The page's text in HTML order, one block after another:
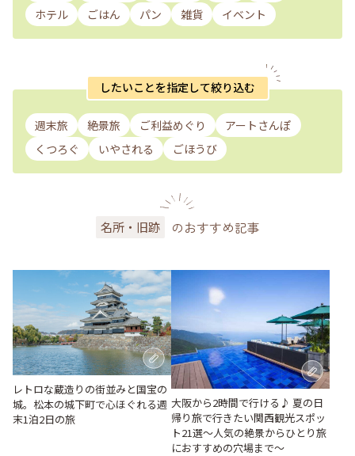
ホテル ごはん パン 雑貨 イベント
したいことを指定して絞り込む
週末旅 絶景旅 ご利益めぐり
アートさんぽ
くつろぐ
いやされる ごほうび
名所・旧跡 のおすすめ記事
レトロな蔵造りの街並みと国宝の
城。松本の城下町で心ほぐれる週
末1泊2日の旅
大阪から2時間で行ける♪ 夏の日
帰り旅で行きたい関西観光スポッ
ト21選～人気の絶景からひとり旅
におすすめの穴場まで～